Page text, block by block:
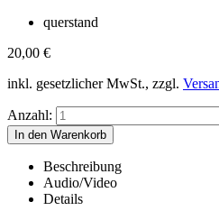
querstand
20,00 €
inkl. gesetzlicher MwSt., zzgl.
Anzahl:
Beschreibung
Audio/Video
Details